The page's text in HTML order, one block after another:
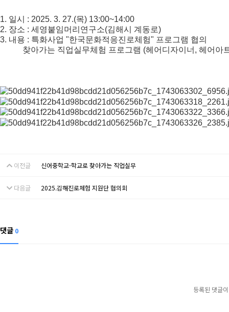
1. 일시 : 2025. 3. 27.(목) 13:00~14:00
2. 장소 : 세영붙임머리연구소(김해시 계동로)
3. 내용 : 특화사업 "한국문화적응진로체험" 프로그램 협의
찾아가는 직업실무체험 프로그램 (헤어디자이너, 헤어아
이전글 신어중학교-학교로 찾아가는 직업실무
다음글 2025.김해진로체험 지원단 협의회
댓글 0
등록된 댓글